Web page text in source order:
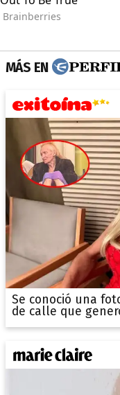
MÁS EN
Se conoció una
de calle que